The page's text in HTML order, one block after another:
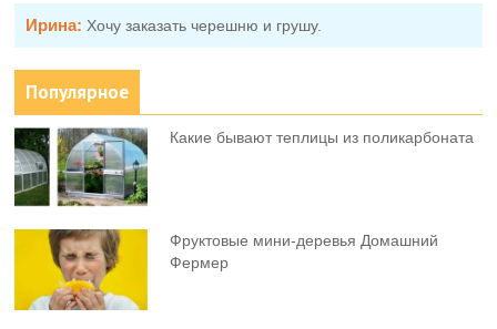
Ирина: Хочу заказать черешню и грушу.
Популярное
Какие бывают теплицы из поликарбоната
Фруктовыe мини-деревья Домашний
Фермер